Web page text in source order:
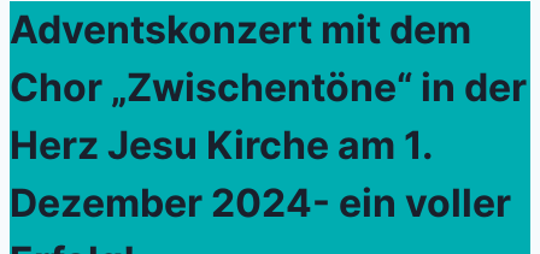
Adventskonzert mit dem
Chor „Zwischentöne“ in der
Herz Jesu Kirche am 1.
Dezember 2024- ein voller